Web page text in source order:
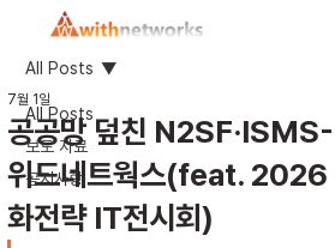
All Posts
보도 자료
공지사항
All Posts
공공망 덮친
위드네트웍스(feat. 2026
화전략 IT전시회)
7월 1일